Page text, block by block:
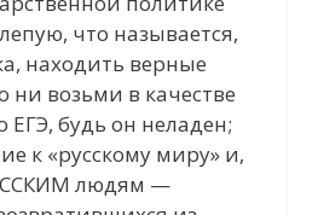
что называется,
находить верные
ни возьми в качестве
ЕГЭ, будь он неладен;
к «русскому миру» и,
людям —